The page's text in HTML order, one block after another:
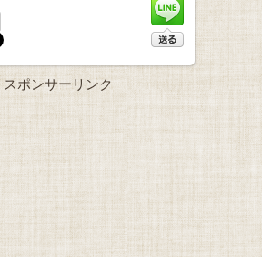
スポンサーリンク